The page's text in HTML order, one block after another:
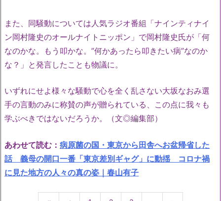
また、同騒動については人気ラジオ番組「ナインティナイ
ン岡村隆史のオールナイトニッポン」で岡村隆史氏が「何
なのかな。もう叩かな。”何かあったら叩きたい病”なのか
な？」と発言したことも物議に。
いずれにせよ様々な騒動で心を全く乱さない大坂なおみ選
手の言動のみに称賛の声が贈られている、この点に我々も
学ぶべきではないだろうか。（文◎編集部）
あわせて読む： 病原菌の国・東京から田舎へお盆帰省した
話 義母の開口一番「東京差別ギャグ」に動揺 コロナ禍
に見た地方の人々の真の姿｜春山有子